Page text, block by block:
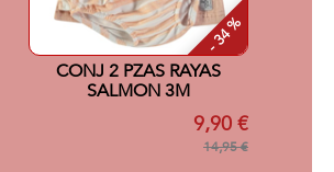
- 34 %
CONJ 2 PZAS RAYAS
SALMON 3M
9,90 €
14,95 €